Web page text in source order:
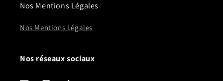
Nos Mentions Légales
Nos Mentions Légales
Nos réseaux sociaux